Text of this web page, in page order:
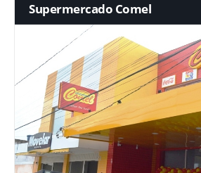
Supermercado Comel